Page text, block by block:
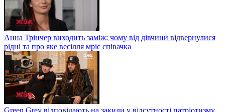
Анна Трінчер виходить заміж: чому від дівчини відвернулися
рідні та про яке весілля мріє співачка
Green Grey відповідають на закиди у відсутності патріотизму